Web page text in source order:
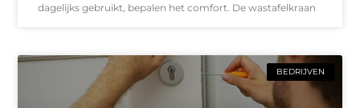
dagelijks gebruikt, bepalen het comfort. De wastafelkraan
BEDRIJVEN